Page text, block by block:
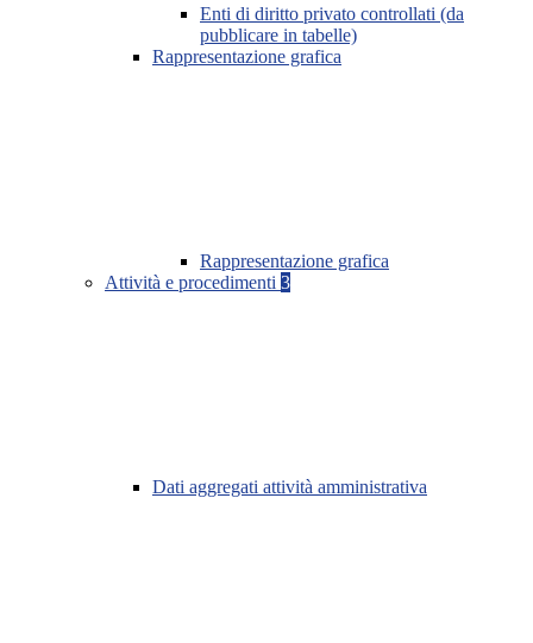
Enti di diritto privato controllati (da
pubblicare in tabelle)
Rappresentazione grafica
Rappresentazione grafica
Attività e procedimenti 3
Dati aggregati attività amministrativa